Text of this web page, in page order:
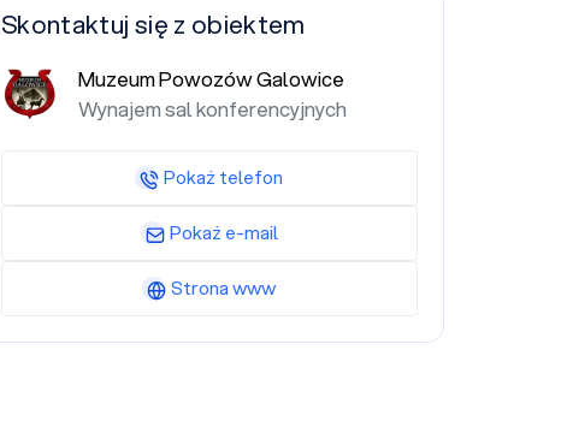
Skontaktuj się z obiektem
Muzeum Powozów Galowice
Wynajem sal konferencyjnych
Pokaż telefon
Pokaż e-mail
Strona www